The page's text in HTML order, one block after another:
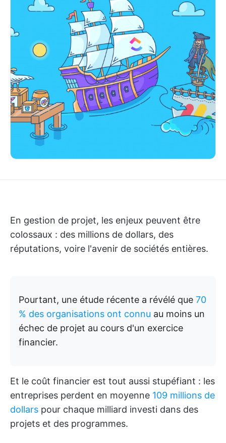
En gestion de projet, les enjeux peuvent être
colossaux : des millions de dollars, des
réputations, voire l'avenir de sociétés entières.
Pourtant, une étude récente a révélé que 70
% des organisations ont connu au moins un
échec de projet au cours d'un exercice
financier.
Et le coût financier est tout aussi stupéfiant : les
entreprises perdent en moyenne 109 millions de
dollars pour chaque milliard investi dans des
projets et des programmes.